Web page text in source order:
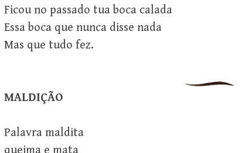
Ficou no passado tua boca calada
Essa boca que nunca disse nada
Mas que tudo fez.
MALDIÇÃO
Palavra maldita